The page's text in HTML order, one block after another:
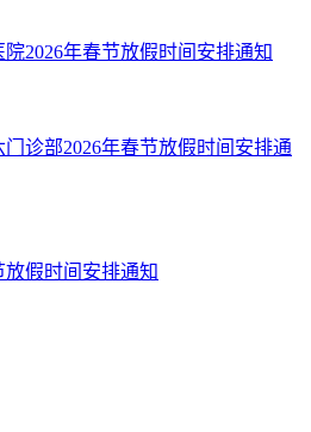
2026年春节放假时间安排通知
诊部2026年春节放假时间安排通
放假时间安排通知